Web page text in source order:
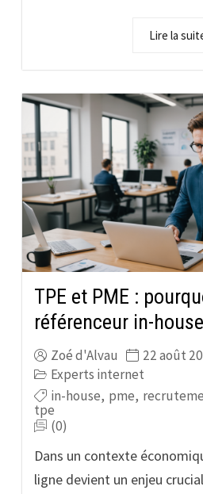
Lire la
TPE et PME :
référenceur in-house
Zoé d'Alvau
22 août
Experts internet
in-house, pme,
tpe
(0)
Dans un contexte
ligne devient un enjeu